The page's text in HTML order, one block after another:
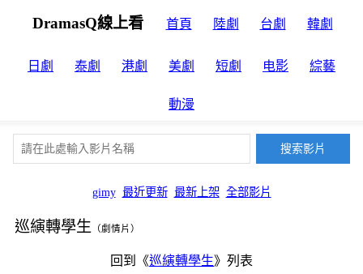
DramasQ線上看 首頁 陸劇 台劇 韓劇
日劇 泰劇 港劇 美劇 短劇 电影 綜藝
動漫
gimy 最近更新 最新上架 全部影片
巡縯轉學生 （劇情片）
回到《巡縯轉學生》列表